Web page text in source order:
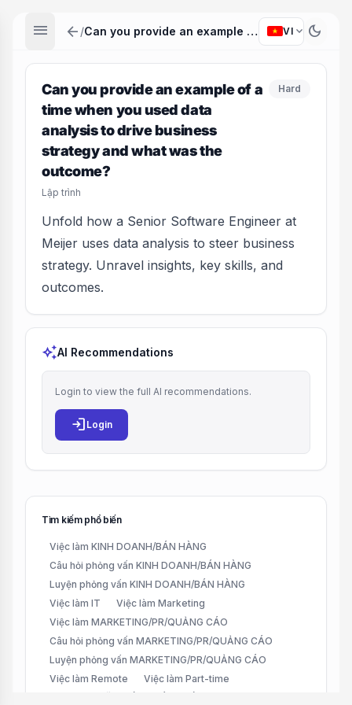
menu arrow_back / Can you provide an example of a time when you used data analysis to drive business strategy and what was the outcome? VI expand_more dark_mode
Can you provide an example of a
time when you used data
analysis to drive business
strategy and what was the
outcome?
Lập trình
Hard
Unfold how a Senior Software Engineer at
Meijer uses data analysis to steer business
strategy. Unravel insights, key skills, and
outcomes.
auto_awesomeAI Recommendations
Login to view the full AI recommendations.
login Login
Tìm kiếm phổ biến
Việc làm KINH DOANH/BÁN HÀNG
Câu hỏi phỏng vấn KINH DOANH/BÁN HÀNG
Luyện phỏng vấn KINH DOANH/BÁN HÀNG
Việc làm IT
Việc làm Marketing
Việc làm MARKETING/PR/QUẢNG CÁO
Câu hỏi phỏng vấn MARKETING/PR/QUẢNG CÁO
Luyện phỏng vấn MARKETING/PR/QUẢNG CÁO
Việc làm Remote
Việc làm Part-time